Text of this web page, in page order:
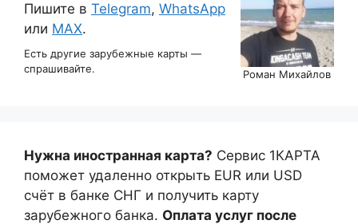
Пишите в Telegram, WhatsApp
или MAX.
Есть другие зарубежные карты —
спрашивайте.
Роман Михайлов
Нужна иностранная карта? Сервис 1КАРТА
поможет удаленно открыть EUR или USD
счёт в банке СНГ и получить карту
зарубежного банка. Оплата услуг после